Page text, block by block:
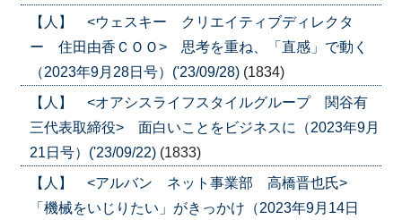
【人】 <ウェスキー クリエイティブディレクタ
ー 住田由香ＣＯＯ> 思考を重ね、「直感」で動く
（2023年9月28日号）('23/09/28) (1834)
【人】 <オアシスライフスタイルグループ 関谷有
三代表取締役> 面白いことをビジネスに（2023年9月
21日号）('23/09/22) (1833)
【人】 <アルバン ネット事業部 高橋晋也氏>
「機械をいじりたい」がきっかけ（2023年9月14日